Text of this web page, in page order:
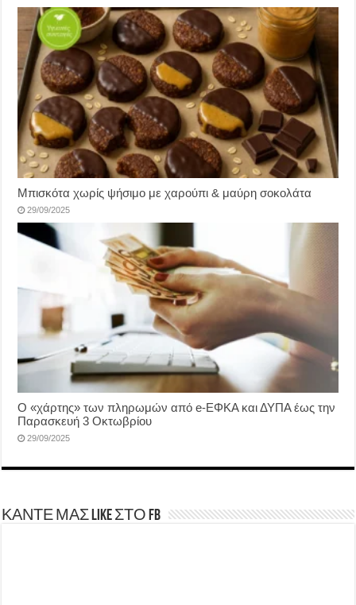
Μπισκότα χωρίς ψήσιμο με χαρούπι & μαύρη σοκολάτα
29/09/2025
Ο «χάρτης» των πληρωμών από e-ΕΦΚΑ και ΔΥΠΑ έως την
Παρασκευή 3 Οκτωβρίου
29/09/2025
ΚΑΝΤΕ ΜΑΣ LIKE ΣΤΟ FB